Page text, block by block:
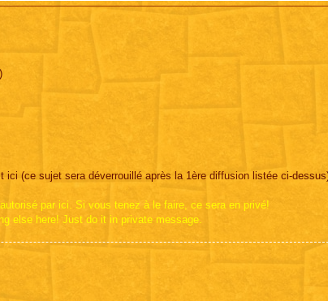
ici (ce sujet sera déverrouillé après la 1ère diffusion listée ci-
par ici. Si vous tenez à le faire, ce sera en privé!
else here! Just do it in private message.